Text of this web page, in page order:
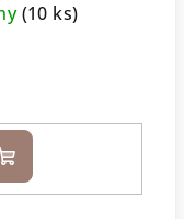
(10 ks)
Do
košíku